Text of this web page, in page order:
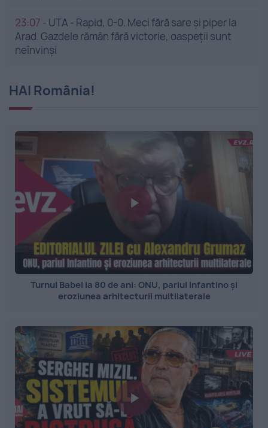
23:07 - UTA - Rapid, 0-0. Meci fără sare și piper la
Arad. Gazdele rămân fără victorie, oaspeții sunt
neînvinși
HAI România!
Turnul Babel la 80 de ani: ONU, pariul Infantino și
eroziunea arhitecturii multilaterale